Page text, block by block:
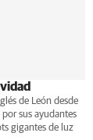
de León desde
sus ayudantes
gigantes de luz